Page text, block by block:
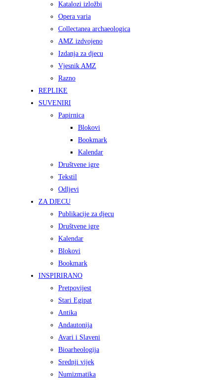
Katalozi izložbi
Opera varia
Collectanea archaeologica
AMZ izdvojeno
Izdanja za djecu
Vjesnik AMZ
Razno
REPLIKE
SUVENIRI
Papirnica
Blokovi
Bookmark
Kalendar
Društvene igre
Tekstil
Odljevi
ZA DJECU
Publikacije za djecu
Društvene igre
Kalendar
Blokovi
Bookmark
INSPIRIRANO
Pretpovijest
Stari Egipat
Antika
Andautonija
Avari i Slaveni
Bioarheologija
Srednji vijek
Numizmatika